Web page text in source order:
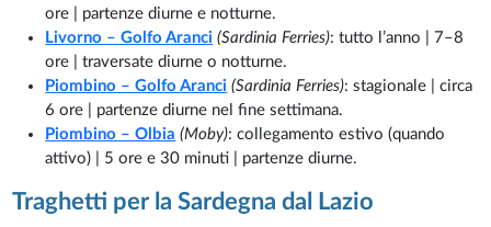
ore | partenze diurne e notturne.
Livorno – Golfo Aranci (Sardinia Ferries): tutto l’anno | 7–8
ore | traversate diurne o notturne.
Piombino – Golfo Aranci (Sardinia Ferries): stagionale | circa
6 ore | partenze diurne nel fine settimana.
Piombino – Olbia (Moby): collegamento estivo (quando
attivo) | 5 ore e 30 minuti | partenze diurne.
Traghetti per la Sardegna dal Lazio